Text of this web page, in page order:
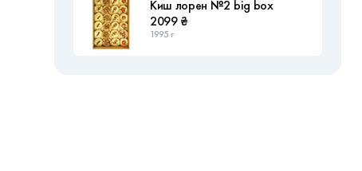
Киш лорен №2 big box
2099 ₴
1995 г